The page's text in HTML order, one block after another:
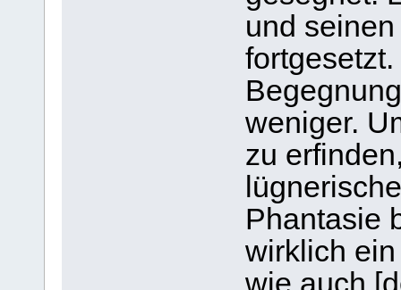
und
weniger.
zu
Phantasie
wirklich